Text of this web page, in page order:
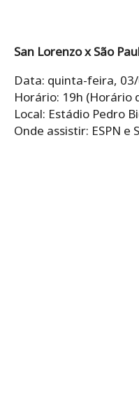
San Lorenzo x São
Data: quinta-feira,
Horário: 19h (Horário
Local: Estádio Pedro
Onde assistir: ESPN e